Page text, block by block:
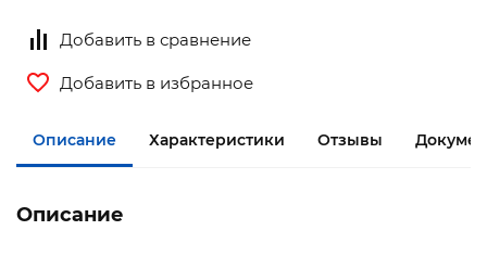
Добавить в сравнение
Добавить в избранное
Описание Характеристики Отзывы
Описание